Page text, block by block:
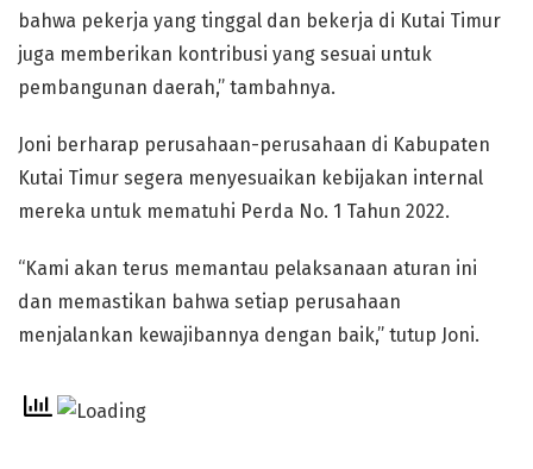
bahwa pekerja yang tinggal dan bekerja di Kutai Timur
juga memberikan kontribusi yang sesuai untuk
pembangunan daerah,” tambahnya.
Joni berharap perusahaan-perusahaan di Kabupaten
Kutai Timur segera menyesuaikan kebijakan internal
mereka untuk mematuhi Perda No. 1 Tahun 2022.
“Kami akan terus memantau pelaksanaan aturan ini
dan memastikan bahwa setiap perusahaan
menjalankan kewajibannya dengan baik,” tutup Joni.